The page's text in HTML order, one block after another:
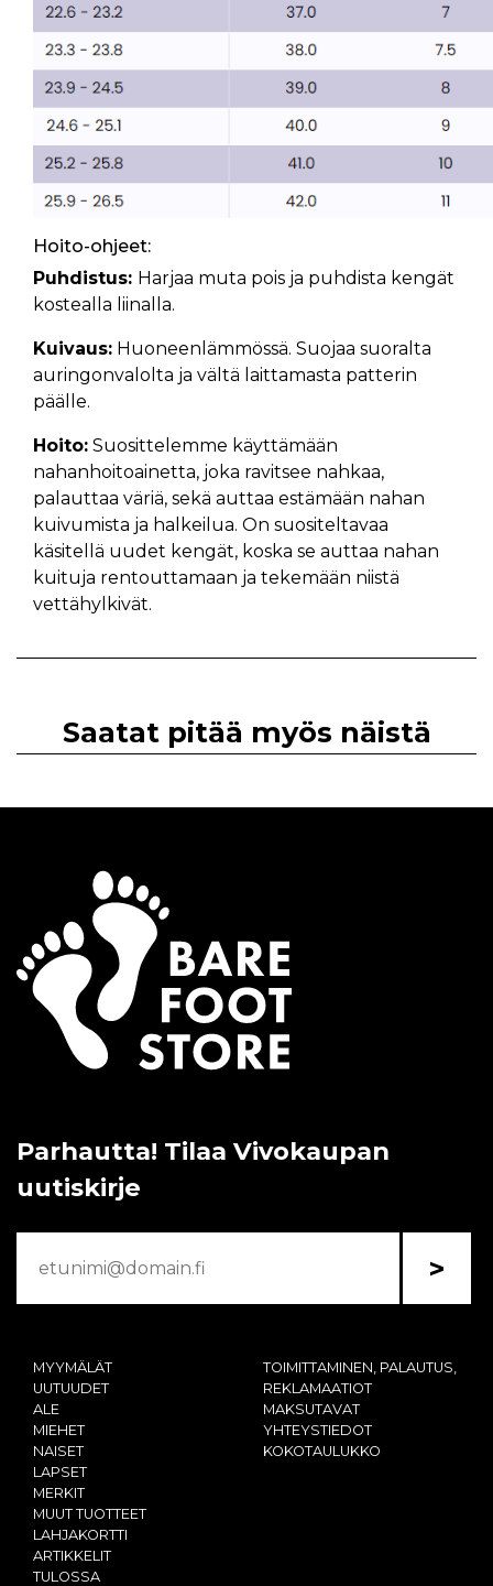
Hoito-ohjeet:
Puhdistus: Harjaa muta pois ja puhdista kengät
kostealla liinalla.
Kuivaus: Huoneenlämmössä. Suojaa suoralta
auringonvalolta ja vältä laittamasta patterin
päälle.
Hoito: Suosittelemme käyttämään
nahanhoitoainetta, joka ravitsee nahkaa,
palauttaa väriä, sekä auttaa estämään nahan
kuivumista ja halkeilua. On suositeltavaa
käsitellä uudet kengät, koska se auttaa nahan
kuituja rentouttamaan ja tekemään niistä
vettähylkivät.
Saatat pitää myös näistä
Parhautta! Tilaa Vivokaupan
uutiskirje
>
MYYMÄLÄT
UUTUUDET
ALE
MIEHET
NAISET
LAPSET
MERKIT
MUUT TUOTTEET
LAHJAKORTTI
ARTIKKELIT
TULOSSA
TOIMITTAMINEN, PALAUTUS,
REKLAMAATIOT
MAKSUTAVAT
YHTEYSTIEDOT
KOKOTAULUKKO